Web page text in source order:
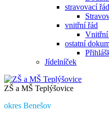
stravovací řád
vnitřní řád
Vnitřní
ostatní
Jídelníček
ZŠ a MŠ Teplýšovice
okres Benešov